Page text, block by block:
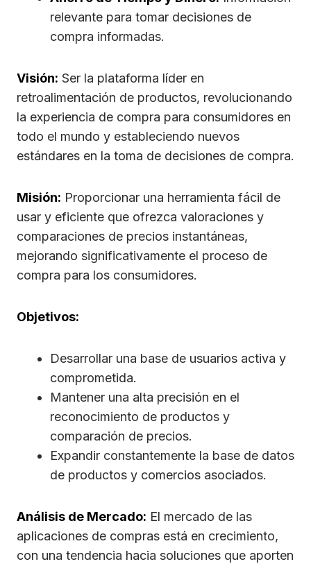
relevante para tomar decisiones de
compra informadas.
Visión: Ser la plataforma líder en
retroalimentación de productos, revolucionando
la experiencia de compra para consumidores en
todo el mundo y estableciendo nuevos
estándares en la toma de decisiones de compra.
Misión: Proporcionar una herramienta fácil de
usar y eficiente que ofrezca valoraciones y
comparaciones de precios instantáneas,
mejorando significativamente el proceso de
compra para los consumidores.
Objetivos:
Desarrollar una base de usuarios activa y
comprometida.
Mantener una alta precisión en el
reconocimiento de productos y
comparación de precios.
Expandir constantemente la base de datos
de productos y comercios asociados.
Análisis de Mercado: El mercado de las
aplicaciones de compras está en crecimiento,
con una tendencia hacia soluciones que aporten